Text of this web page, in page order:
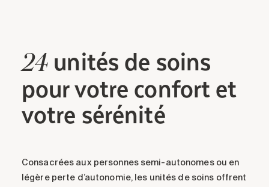
24 unitésde soins
pour votre confort et
votre sérénité
Consacrées aux personnes semi-autonomes ou en
légère perte d’autonomie, les unités de soins offrent